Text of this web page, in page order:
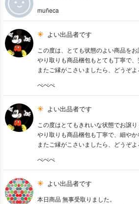
muñeca
よい出品者です
この度は、とても状態のよい商品を
やり取りも商品梱包もとても丁寧で、
またご縁がこさいましたら、どうぞよ
ぺぺぺ
よい出品者です
この度はとてもきれいな状態でお譲
やり取りも商品梱包も丁寧で、細や
またご縁がこさいましたら、どうぞよ
ぺぺぺ
よい出品者です
本日商品 無事受取りました。